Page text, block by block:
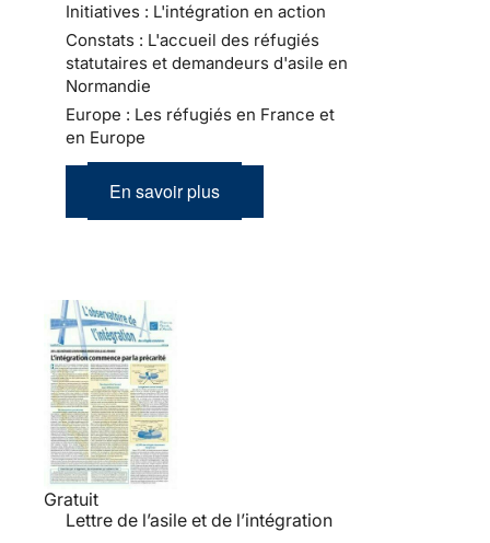
Initiatives : L'intégration en action
Constats : L'accueil des réfugiés
statutaires et demandeurs d'asile en
Normandie
Europe : Les réfugiés en France et
en Europe
En savoir plus
Gratuit
Lettre de l’asile et de l’intégration